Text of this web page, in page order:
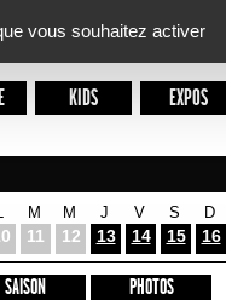
vous souhaitez activer
KIDS EXPOS
M
11
M
12
J
13
V
14
S
15
D
16
SAISON PHOTOS